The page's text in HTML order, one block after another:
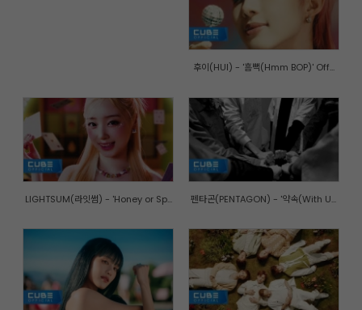
후이(HUI) - '흠뻑(Hmm BOP)' Off...
LIGHTSUM(라잇썸) - 'Honey or Sp... 펜타곤(PENTAGON) - '약속(With U...